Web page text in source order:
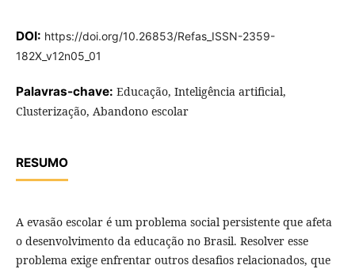
DOI: https://doi.org/10.26853/Refas_ISSN-2359-
182X_v12n05_01
Palavras-chave: Educação, Inteligência artificial,
Clusterização, Abandono escolar
RESUMO
A evasão escolar é um problema social persistente que afeta
o desenvolvimento da educação no Brasil. Resolver esse
problema exige enfrentar outros desafios relacionados, que